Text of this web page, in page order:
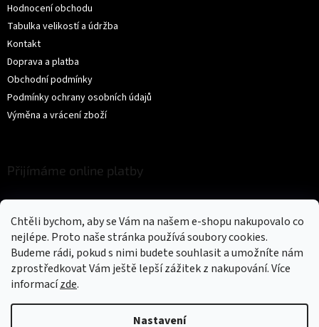
Chtěli bychom, aby se Vám na našem e-shopu nakupovalo co
nejlépe. Proto naše stránka používá soubory cookies.
Budeme rádi, pokud s nimi budete souhlasit a umožníte nám
zprostředkovat Vám ještě lepší zážitek z nakupování.Více
informacízde.
Nastavení
Hodnocení obchodu
Tabulka velikostí a údržba
Kontakt
Doprava a platba
Obchodní podmínky
Podmínky ochrany osobních údajů
Výměna a vrácení zboží
Přijímáme online platby
Vytvořil Shoptet
. Všechna práva vyhrazena.